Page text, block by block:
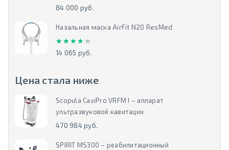
84 000 руб.
Назальная маска AirFit N20 ResMed
★★★★★
★★★★★
14 065 руб.
Цена стала ниже
Scopula CaviPro VRFM I – аппарат
ультразвуковой кавитации
470 984 руб.
SPIRIT MS300 – реабилитационный